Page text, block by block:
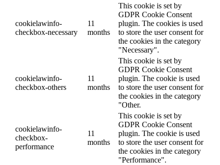
cookielawinfo-
checkbox-necessary
11
months
This cookie is set by
GDPR Cookie Consent
plugin. The cookies is used
to store the user consent for
the cookies in the category
"Necessary".
cookielawinfo-
checkbox-others
11
months
This cookie is set by
GDPR Cookie Consent
plugin. The cookie is used
to store the user consent for
the cookies in the category
"Other.
cookielawinfo-
checkbox-
performance
11
months
This cookie is set by
GDPR Cookie Consent
plugin. The cookie is used
to store the user consent for
the cookies in the category
"Performance".